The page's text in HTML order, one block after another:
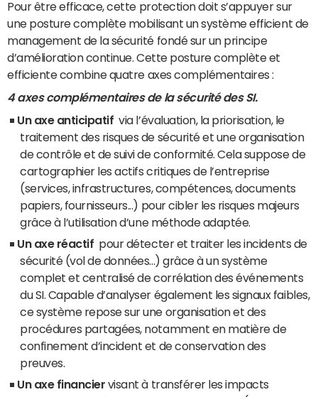
Pour être efficace, cette protection doit s’appuyer sur
une posture complète mobilisant un système efficient de
management de la sécurité fondé sur un principe
d’amélioration continue. Cette posture complète et
efficiente combine quatre axes complémentaires :
4 axes complémentaires de la sécurité des SI.
Un axe anticipatif via l’évaluation, la priorisation, le
traitement des risques de sécurité et une organisation
de contrôle et de suivi de conformité. Cela suppose de
cartographier les actifs critiques de l’entreprise
(services, infrastructures, compétences, documents
papiers, fournisseurs...) pour cibler les risques majeurs
grâce à l’utilisation d’une méthode adaptée.
Un axe réactif pour détecter et traiter les incidents de
sécurité (vol de données...) grâce à un système
complet et centralisé de corrélation des événements
du SI. Capable d’analyser également les signaux faibles,
ce système repose sur une organisation et des
procédures partagées, notamment en matière de
confinement d’incident et de conservation des
preuves.
Un axe financier visant à transférer les impacts